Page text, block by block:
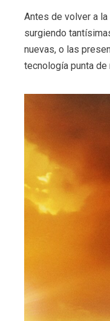
Antes de volver a
surgiendo
nuevas, o las
tecnología punta de